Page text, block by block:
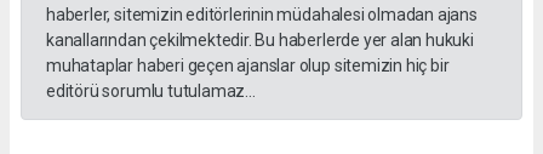
haberler, sitemizin editörlerinin müdahalesi olmadan ajans
kanallarından çekilmektedir. Bu haberlerde yer alan hukuki
muhataplar haberi geçen ajanslar olup sitemizin hiç bir
editörü sorumlu tutulamaz...